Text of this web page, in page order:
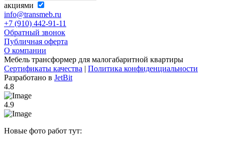
акциями
info@transmeb.ru
+7 (910) 442-91-11
Обратный звонок
Публичная оферта
О компании
Мебель трансформер для малогабаритной квартиры
Сертификаты качества | Политика конфиденциальности
Разработано в JetBit
4.8
4.9
Новые фото работ тут: